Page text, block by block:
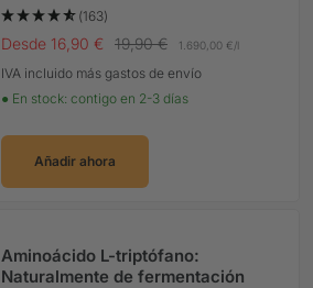
(163)
Precio Oferta
Desde 16,90 € Precio normal
19,90 € 1.690,00 €/l
IVA incluido más gastos de envío
● En stock: contigo en 2-3 días
Añadir ahora
Aminoácido L-triptófano:
Naturalmente de fermentación